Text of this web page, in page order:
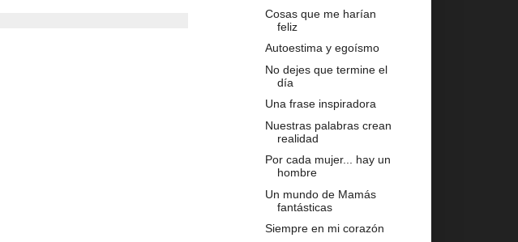
Cosas que me harían
feliz
Autoestima y egoísmo
No dejes que termine el
día
Una frase inspiradora
Nuestras palabras crean
realidad
Por cada mujer... hay un
hombre
Un mundo de Mamás
fantásticas
Siempre en mi corazón